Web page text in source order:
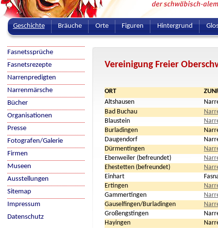
Geschichte Bräuche Orte Figuren Hintergrund
Vereinigung Freier
ORT
Altshausen
Bad Buchau
Blaustein
Burladingen
Daugendorf
Dürmentingen
Ebenweiler (befreundet)
Ehestetten (befreundet)
Einhart
Ertingen
Gammertingen
Gauselfingen/Burladingen
Großengstingen
Hayingen
Fasnetssprüche
Fasnetsrezepte
Narrenpredigten
Narrenmärsche
Bücher
Organisationen
Presse
Fotografen/Galerie
Firmen
Museen
Ausstellungen
Sitemap
Impressum
Datenschutz